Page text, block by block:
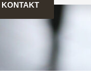
KONTAKT